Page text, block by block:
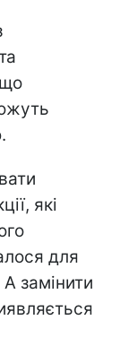
які
для
замінити